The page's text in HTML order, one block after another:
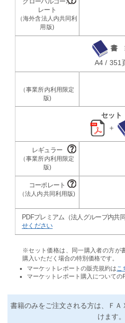
書
A4 / 351
セット
＋
PDFプレミアム（法人グループ内共
せください
※セット価格は、同一購入者の方が
購入いただく場合の特別価格です。
マーケットレポートの販売規約は こ
マーケットレポート購入についての
書籍のみをご注文される方は、Ｆ
けます。